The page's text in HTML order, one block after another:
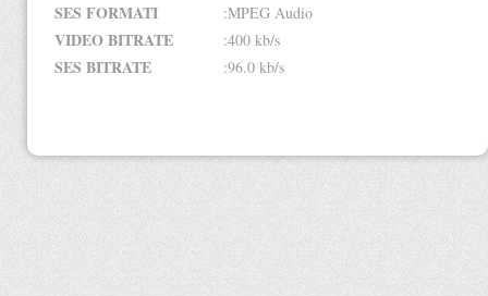
SES FORMATI :MPEG Audio
VIDEO BITRATE :400 kb/s
SES BITRATE :96.0 kb/s